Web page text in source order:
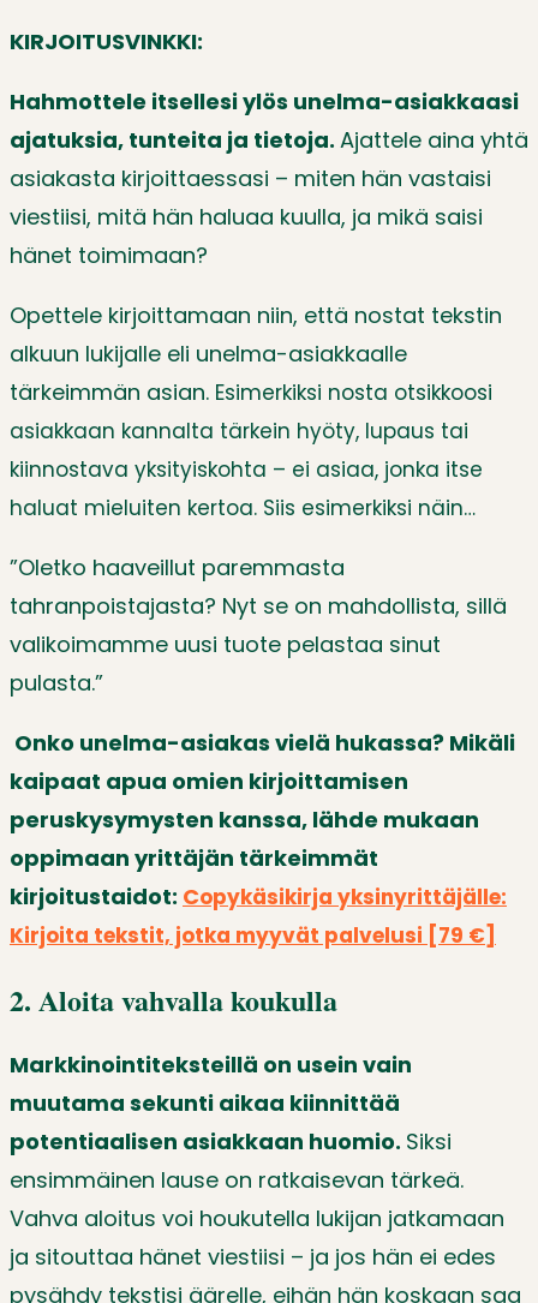
KIRJOITUSVINKKI:
Hahmottele itsellesi ylös unelma-asiakkaasi
ajatuksia, tunteita ja tietoja. Ajattele aina yhtä
asiakasta kirjoittaessasi – miten hän vastaisi
viestiisi, mitä hän haluaa kuulla, ja mikä saisi
hänet toimimaan?
Opettele kirjoittamaan niin, että nostat tekstin
alkuun lukijalle eli unelma-asiakkaalle
tärkeimmän asian. Esimerkiksi nosta otsikkoosi
asiakkaan kannalta tärkein hyöty, lupaus tai
kiinnostava yksityiskohta – ei asiaa, jonka itse
haluat mieluiten kertoa. Siis esimerkiksi näin…
”Oletko haaveillut paremmasta
tahranpoistajasta? Nyt se on mahdollista, sillä
valikoimamme uusi tuote pelastaa sinut
pulasta.”
Onko unelma-asiakas vielä hukassa? Mikäli
kaipaat apua omien kirjoittamisen
peruskysymysten kanssa, lähde mukaan
oppimaan yrittäjän tärkeimmät
kirjoitustaidot: Copykäsikirja yksinyrittäjälle:
Kirjoita tekstit, jotka myyvät palvelusi [79 €]
2. Aloita vahvalla koukulla
Markkinointiteksteillä on usein vain
muutama sekunti aikaa kiinnittää
potentiaalisen asiakkaan huomio. Siksi
ensimmäinen lause on ratkaisevan tärkeä.
Vahva aloitus voi houkutella lukijan jatkamaan
ja sitouttaa hänet viestiisi – ja jos hän ei edes
pysähdy tekstisi äärelle, eihän hän koskaan saa